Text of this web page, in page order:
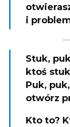
i
Stuk,
ktoś
Puk,
otwórz
Kto to?